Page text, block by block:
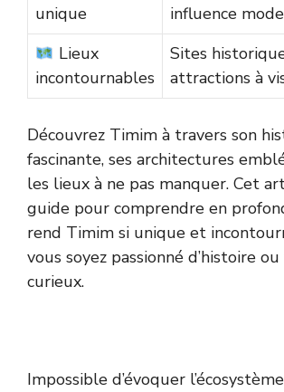
unique
influence
Lieux
incontournables
Sites
attractions à
Découvrez Timim à travers son
fascinante, ses architectures
les lieux à ne pas manquer. Cet
guide pour comprendre en
rend Timim si unique et
vous soyez passionné d’histoire
curieux.
Impossible d’évoquer